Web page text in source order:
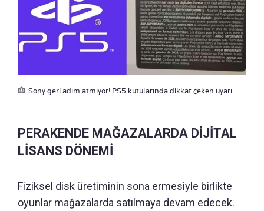
Sony geri adım atmıyor! PS5 kutularında dikkat çeken uyarı
PERAKENDE MAĞAZALARDA DİJİTAL
LİSANS DÖNEMİ
Fiziksel disk üretiminin sona ermesiyle birlikte
oyunlar mağazalarda satılmaya devam edecek.